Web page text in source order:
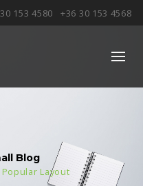
153 4580 +36 30 153 4568
Blog
Layout